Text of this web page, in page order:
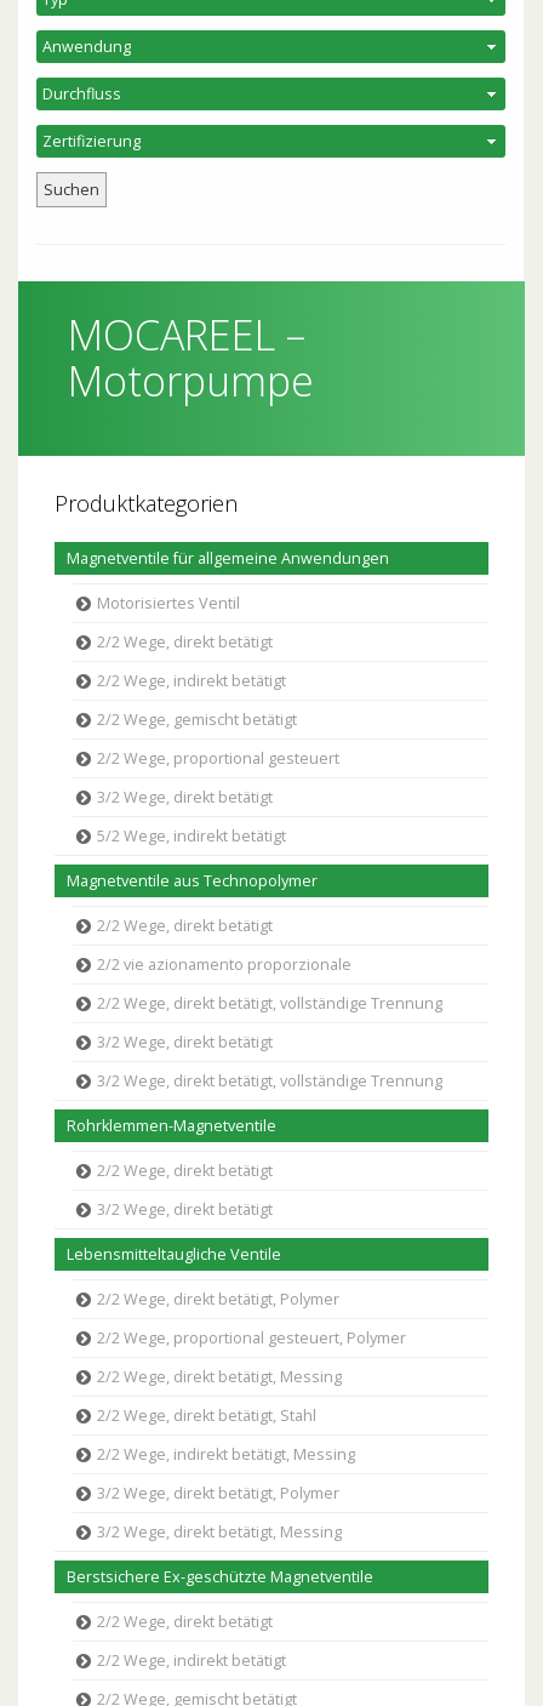
MOCAREEL –
Motorpumpe
Produktkategorien
Magnetventile für allgemeine Anwendungen
Motorisiertes Ventil
2/2 Wege, direkt betätigt
2/2 Wege, indirekt betätigt
2/2 Wege, gemischt betätigt
2/2 Wege, proportional gesteuert
3/2 Wege, direkt betätigt
5/2 Wege, indirekt betätigt
Magnetventile aus Technopolymer
2/2 Wege, direkt betätigt
2/2 vie azionamento proporzionale
2/2 Wege, direkt betätigt, vollständige Trennung
3/2 Wege, direkt betätigt
3/2 Wege, direkt betätigt, vollständige Trennung
Rohrklemmen-Magnetventile
2/2 Wege, direkt betätigt
3/2 Wege, direkt betätigt
Lebensmitteltaugliche Ventile
2/2 Wege, direkt betätigt, Polymer
2/2 Wege, proportional gesteuert, Polymer
2/2 Wege, direkt betätigt, Messing
2/2 Wege, direkt betätigt, Stahl
2/2 Wege, indirekt betätigt, Messing
3/2 Wege, direkt betätigt, Polymer
3/2 Wege, direkt betätigt, Messing
Berstsichere Ex-geschützte Magnetventile
2/2 Wege, direkt betätigt
2/2 Wege, indirekt betätigt
2/2 Wege, gemischt betätigt